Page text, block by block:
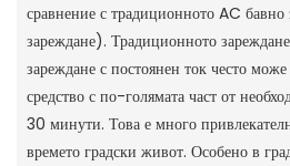
сравнение с традиционното AC
зареждане). Традиционното
зареждане с постоянен ток често
средство с по-голямата част от
30 минути. Това е много
времето градски живот. Особено в